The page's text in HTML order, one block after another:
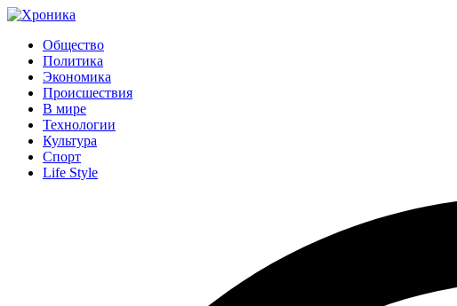
Общество
Политика
Экономика
Происшествия
В мире
Технологии
Культура
Спорт
Life Style